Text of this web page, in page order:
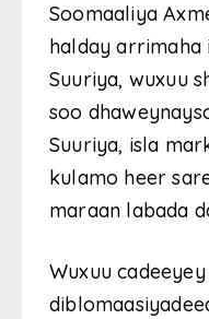
Soomaaliya
halday arrimaha
Suuriya, wuxuu
soo
Suuriya, isla
kulamo heer
maraan labada
Wuxuu